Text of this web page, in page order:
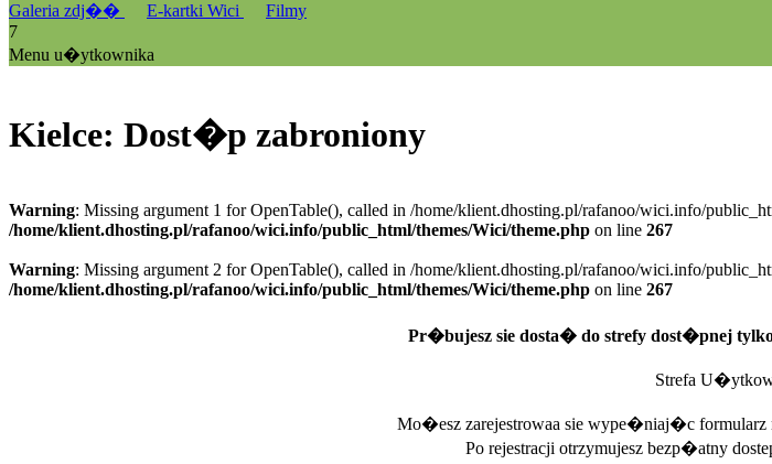
Galeria zdj��
E-kartki Wici
Filmy
7
Menu u�ytkownika
Kielce: Dost�p zabroniony
Warning: Missing argument 1 for OpenTable(), called in /home/klient.dhosting.pl/rafanoo/wici.info/
/home/klient.dhosting.pl/rafanoo/wici.info/public_html/themes/Wici/theme.php on line 267
Warning: Missing argument 2 for OpenTable(), called in /home/klient.dhosting.pl/rafanoo/wici.info/
/home/klient.dhosting.pl/rafanoo/wici.info/public_html/themes/Wici/theme.php on line 267
Pr�bujesz sie dosta� do strefy dost�pnej
Strefa
Mo�esz zarejestrowaa sie wype�niaj�c formularz
Po rejestracji otrzymujesz bezp�atny